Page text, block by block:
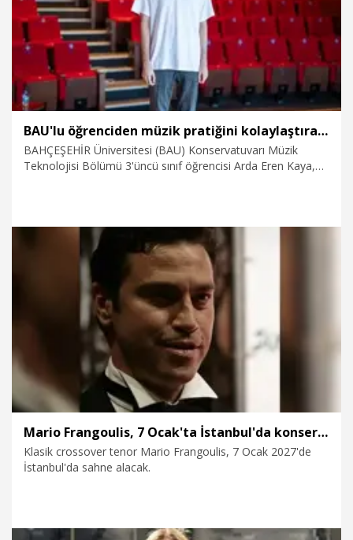
BAU'lu öğrenciden müzik pratiğini kolaylaştıran mobil uygulama
BAHÇEŞEHİR Üniversitesi (BAU) Konservatuvarı Müzik
Teknolojisi Bölümü 3'üncü sınıf öğrencisi Arda Eren Kaya,
uygulama; ritim, işitme, nota okuma ve akor tanıma gibi
temel alanlarda 30'un üzerinde interaktif müzik egzersizi
Eğitim
Mario Frangoulis, 7 Ocak'ta İstanbul'da konser verecek
Klasik crossover tenor Mario Frangoulis, 7 Ocak 2027'de
İstanbul'da sahne alacak.